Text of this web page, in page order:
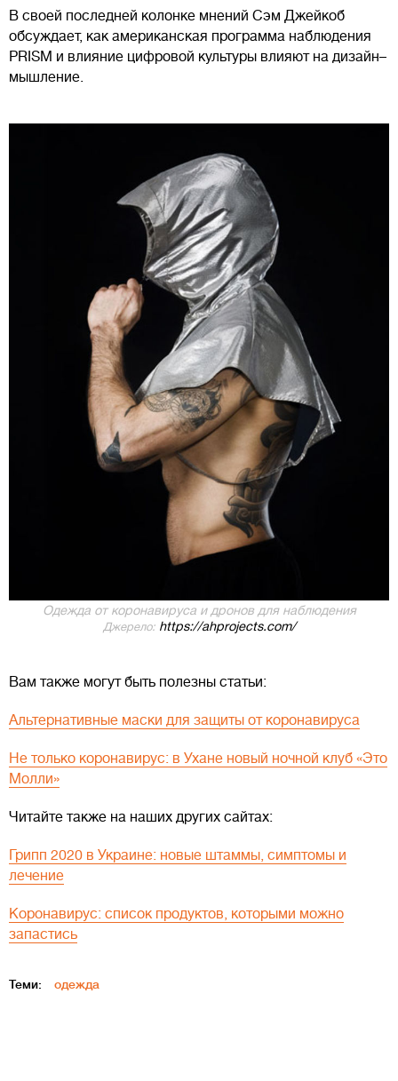
В своей последней колонке мнений Сэм Джейкоб
обсуждает, как американская программа наблюдения
PRISM и влияние цифровой культуры влияют на дизайн–
мышление.
Одежда от коронавируса и дронов для наблюдения
Джерело:https://ahprojects.com/
Вам также могут быть полезны статьи:
Альтернативные маски для защиты от коронавируса
Не только коронавирус: в Ухане новый ночной клуб «Это
Молли»
Читайте также на наших других сайтах:
Грипп 2020 в Украине: новые штаммы, симптомы и
лечение
Коронавирус: список продуктов, которыми можно
запастись
Теми: одежда